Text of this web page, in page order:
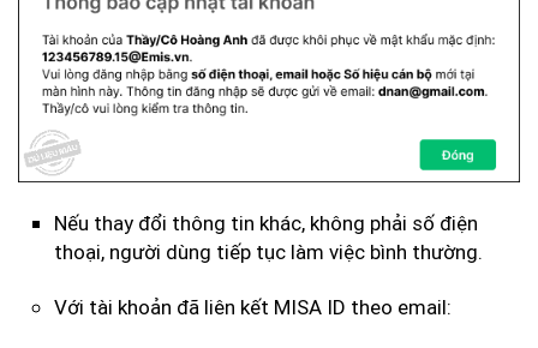
Nếu thay đổi thông tin khác, không phải số điện
thoại, người dùng tiếp tục làm việc bình thường.
Với tài khoản đã liên kết MISA ID theo email: